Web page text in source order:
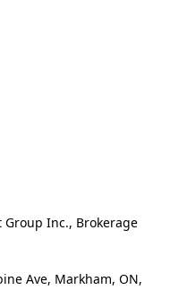
Group Inc., Brokerage
Ave, Markham, ON,